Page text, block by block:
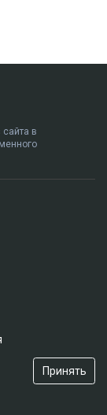
в
Принять